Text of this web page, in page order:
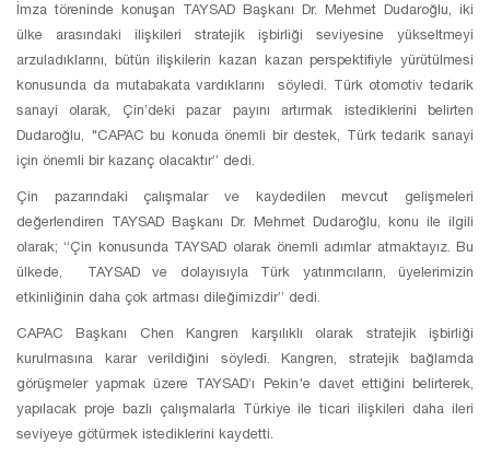
İmza töreninde konuşan TAYSAD Başkanı Dr. Mehmet Dudaroğlu, iki
ülke arasındaki ilişkileri stratejik işbirliği seviyesine yükseltmeyi
arzuladıklarını, bütün ilişkilerin kazan kazan perspektifiyle yürütülmesi
konusunda da mutabakata vardıklarını söyledi. Türk otomotiv tedarik
sanayi olarak, Çin’deki pazar payını artırmak istediklerini belirten
Dudaroğlu, "CAPAC bu konuda önemli bir destek, Türk tedarik sanayi
için önemli bir kazanç olacaktır” dedi.
Çin pazarındaki çalışmalar ve kaydedilen mevcut gelişmeleri
değerlendiren TAYSAD Başkanı Dr. Mehmet Dudaroğlu, konu ile ilgili
olarak; “Çin konusunda TAYSAD olarak önemli adımlar atmaktayız. Bu
ülkede, TAYSAD ve dolayısıyla Türk yatırımcıların, üyelerimizin
etkinliğinin daha çok artması dileğimizdir” dedi.
CAPAC Başkanı Chen Kangren karşılıklı olarak stratejik işbirliği
kurulmasına karar verildiğini söyledi. Kangren, stratejik bağlamda
görüşmeler yapmak üzere TAYSAD’ı Pekin'e davet ettiğini belirterek,
yapılacak proje bazlı çalışmalarla Türkiye ile ticari ilişkileri daha ileri
seviyeye götürmek istediklerini kaydetti.